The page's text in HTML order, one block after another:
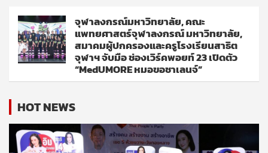
จุฬาลงกรณ์มหาวิทยาลัย, คณะ
แพทยศาสตร์จุฬาลงกรณ์ มหาวิทยาลัย,
สมาคมผู้ปกครองและครูโรงเรียนสาธิต
จุฬาฯ จับมือ ช่องเวิร์คพอยท์ 23 เปิดตัว
“MedUMORE หมอขอชาเลนจ์”
HOT NEWS